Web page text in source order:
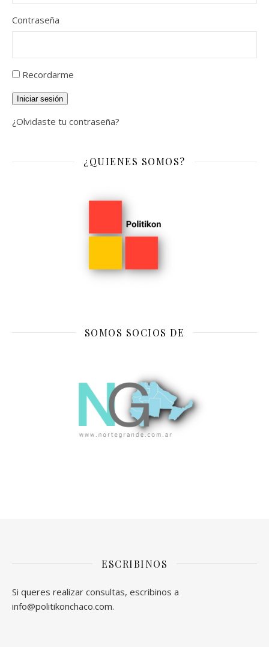
Contraseña
Recordarme
Iniciar sesión
¿Olvidaste tu contraseña?
¿QUIENES SOMOS?
SOMOS SOCIOS DE
ESCRIBINOS
Si queres realizar consultas, escribinos a
info@politikonchaco.com.